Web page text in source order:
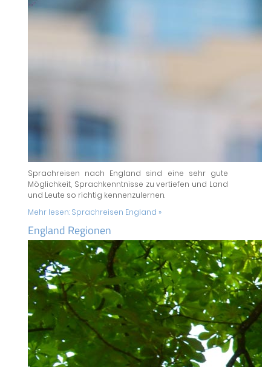
Sprachreisen nach England sind eine sehr gute
Möglichkeit, Sprachkenntnisse zu vertiefen und Land
und Leute so richtig kennenzulernen.
Mehr lesen: Sprachreisen England »
England Regionen